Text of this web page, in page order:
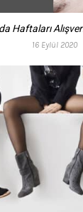
Haftaları
16 Eylül 2020